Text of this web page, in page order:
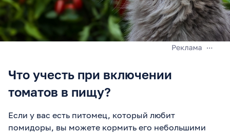
Что учесть при включении
томатов в пищу?
Если у вас есть питомец, который любит
помидоры, вы можете кормить его небольшими